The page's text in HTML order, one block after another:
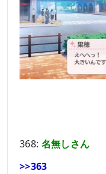
368: 名無しさん
>>363